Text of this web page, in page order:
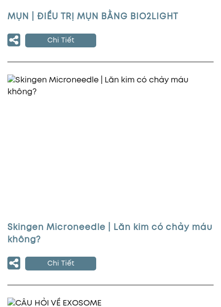
MỤN | ĐIỀU TRỊ MỤN BẰNG BIO2LIGHT
Chi Tiết
Skingen Microneedle | Lăn kim có chảy máu
không?
Chi Tiết